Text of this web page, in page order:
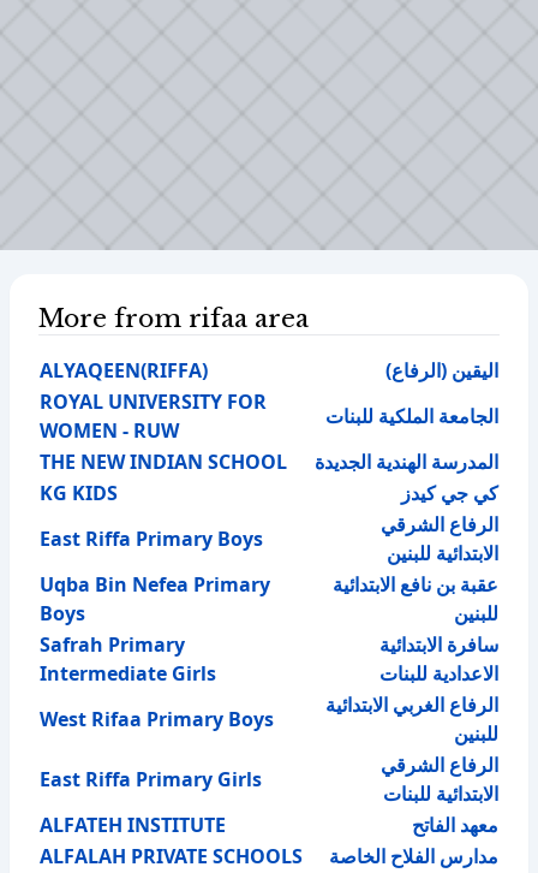
More from rifaa area
ALYAQEEN(RIFFA)
اليقين (الرفاع)
ROYAL UNIVERSITY FOR
WOMEN - RUW
الجامعة الملكية للبنات
THE NEW INDIAN SCHOOL
المدرسة الهندية الجديدة
KG KIDS
كي جي كيدز
East Riffa Primary Boys
الرفاع الشرقي
الابتدائية للبنين
Uqba Bin Nefea Primary
Boys
عقبة بن نافع الابتدائية
للبنين
Safrah Primary
Intermediate Girls
سافرة الابتدائية
الاعدادية للبنات
West Rifaa Primary Boys
الرفاع الغربي الابتدائية
للبنين
East Riffa Primary Girls
الرفاع الشرقي
الابتدائية للبنات
ALFATEH INSTITUTE
معهد الفاتح
ALFALAH PRIVATE SCHOOLS
مدارس الفلاح الخاصة